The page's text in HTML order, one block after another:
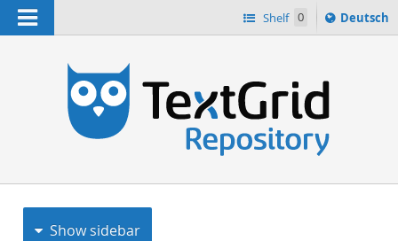
Navigation Shelf 0
Sprache
ï¿½ndern
Deutsch
Show sidebar